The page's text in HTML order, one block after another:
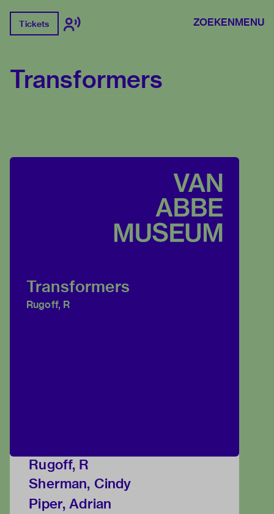
Tickets ZOEKENMENU
Transformers
Transformers
Rugoff, R
Rugoff, R
Sherman, Cindy
Piper, Adrian